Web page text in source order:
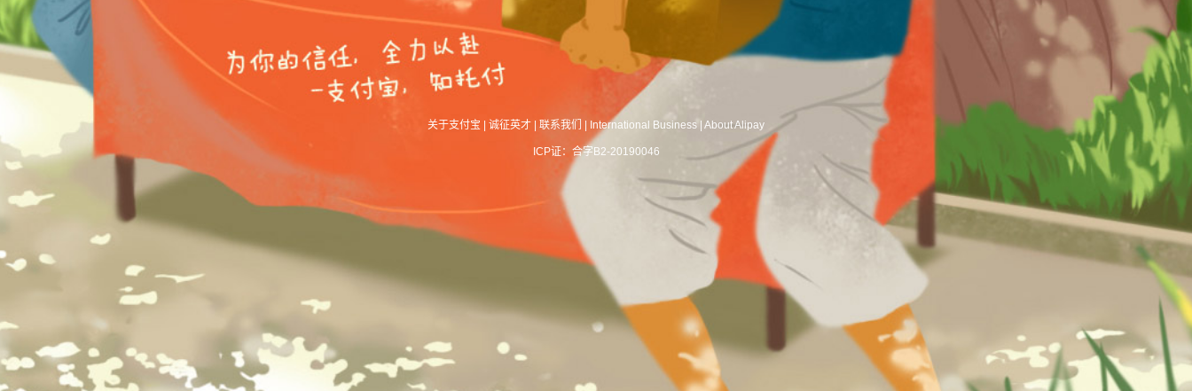
关于支付宝 诚征英才 联系我们 International Business About Alipay
ICP证：合字B2-20190046